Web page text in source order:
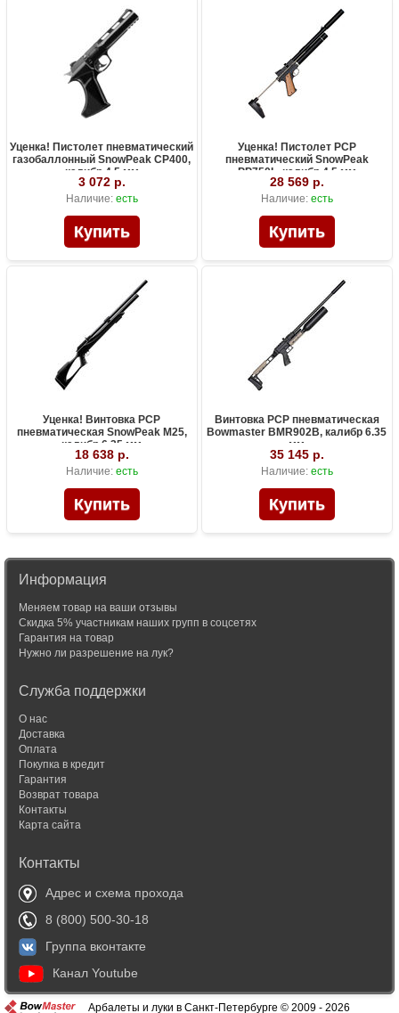
Уценка! Пистолет пневматический
газобаллонный SnowPeak CP400,
калибр 4.5 мм
3 072 р.
Наличие: есть
Уценка! Пистолет PCP
пневматический SnowPeak
PP750L, калибр 4.5 мм
28 569 р.
Наличие: есть
Уценка! Винтовка PCP
пневматическая SnowPeak M25,
калибр 6.35 мм
18 638 р.
Наличие: есть
Винтовка PCP пневматическая
Bowmaster BMR902B, калибр 6.35
мм
35 145 р.
Наличие: есть
Информация
Меняем товар на ваши отзывы
Скидка 5% участникам наших групп в соцсетях
Гарантия на товар
Нужно ли разрешение на лук?
Служба поддержки
О нас
Доставка
Оплата
Покупка в кредит
Гарантия
Возврат товара
Контакты
Карта сайта
Контакты
Адрес и схема прохода
8 (800) 500-30-18
Группа вконтакте
Канал Youtube
Арбалеты и луки в Санкт-Петербурге © 2009 - 2026